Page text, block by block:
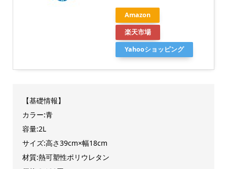
Amazon
楽天市場
Yahooショッピング
【基礎情報】
カラー:青
容量:2L
サイズ:高さ39cm×幅18cm
材質:熱可塑性ポリウレタン